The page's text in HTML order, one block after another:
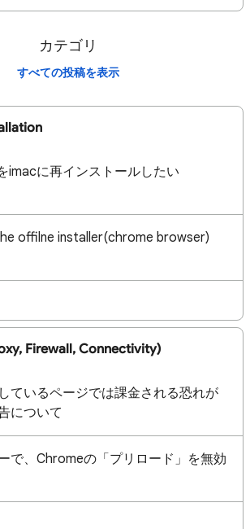
カテゴリ
すべての投稿を表示
imacに再インストールしたい
offilne installer(chrome browser)
Firewall, Connectivity)
ているページでは課金される恐れが
について
で、Chromeの「プリロード」を無効